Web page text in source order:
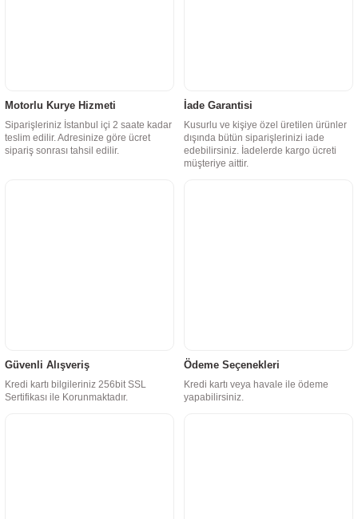
Motorlu Kurye Hizmeti
Siparişleriniz İstanbul içi 2 saate kadar
teslim edilir. Adresinize göre ücret
sipariş sonrası tahsil edilir.
İade Garantisi
Kusurlu ve kişiye özel üretilen ürünler
dışında bütün siparişlerinizi iade
edebilirsiniz. İadelerde kargo ücreti
müşteriye aittir.
Güvenli Alışveriş
Kredi kartı bilgileriniz 256bit SSL
Sertifikası ile Korunmaktadır.
Ödeme Seçenekleri
Kredi kartı veya havale ile ödeme
yapabilirsiniz.